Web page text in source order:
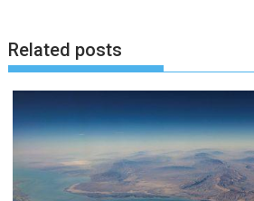
Related posts